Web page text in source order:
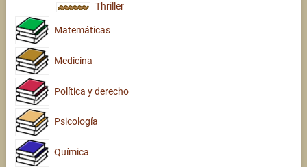
Thriller
Matemáticas
Medicina
Política y derecho
Psicología
Química